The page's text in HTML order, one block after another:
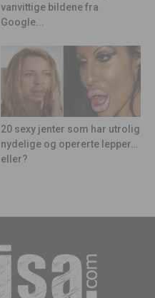
vanvittige bildene fra
Google...
20 sexy jenter som har utrolig
nydelige og opererte lepper…
eller?